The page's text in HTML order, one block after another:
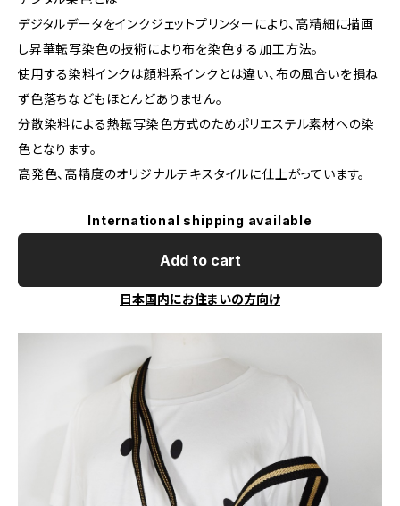
デジタルデータをインクジェットプリンターにより、高精細に描画
し昇華転写染色の技術により布を染色する加工方法。
使用する染料インクは顔料系インクとは違い、布の風合いを損ね
ず色落ちなどもほとんどありません。
分散染料による熱転写染色方式のためポリエステル素材への染
色となります。
高発色、高精度のオリジナルテキスタイルに仕上がっています。
International shipping available
Add to cart
日本国内にお住まいの方向け